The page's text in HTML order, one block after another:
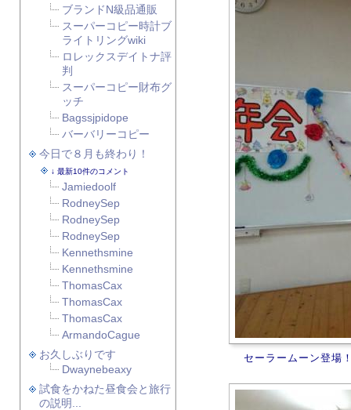
セーラームーン登場
ブランドN級品通販
スーパーコピー時計ブ
ライトリングwiki
ロレックスデイトナ評
判
スーパーコピー財布グ
ッチ
Bagssjpidope
バーバリーコピー
今日で８月も終わり！
最新10件のコメント
Jamiedoolf
RodneySep
RodneySep
RodneySep
Kennethsmine
Kennethsmine
ThomasCax
ThomasCax
ThomasCax
ArmandoCague
お久しぶりです
Dwaynebeaxy
試食をかねた昼食会と旅行
の説明...